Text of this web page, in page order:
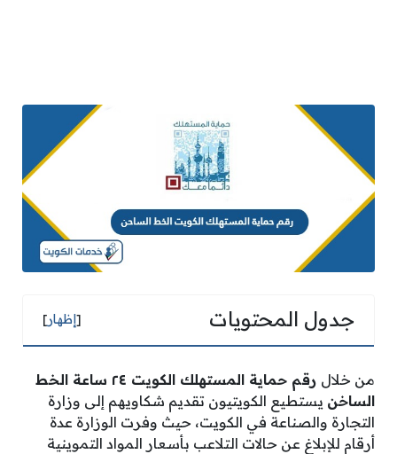
جدول المحتويات [إظهار]
من خلال
رقم حماية المستهلك الكويت ٢٤ ساعة الخط
الساخن يستطيع الكويتيون تقديم شكاويهم إلى وزارة
التجارة والصناعة في الكويت، حيث وفرت الوزارة عدة
أرقام للإبلاغ عن حالات التلاعب بأسعار المواد التموينية